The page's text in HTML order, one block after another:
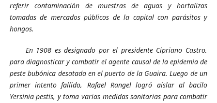
referir contaminación de muestras de aguas y hortalizas
tomadas de mercados públicos de la capital con parásitos y
hongos.
En 1908 es designado por el presidente Cipriano Castro,
para diagnosticar y combatir el agente causal de la epidemia de
peste bubónica desatada en el puerto de la Guaira. Luego de un
primer intento fallido, Rafael Rangel logró aislar al bacilo
Yersinia pestis, y toma varias medidas sanitarias para combatir